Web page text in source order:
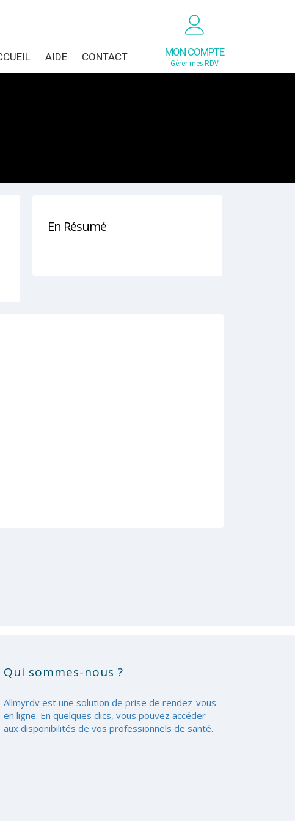
MON COMPTE
Gérer mes RDV
AIDE CONTACT
En Résumé
Qui sommes-nous ?
Allmyrdv est une solution de prise de rendez-vous
en ligne. En quelques clics, vous pouvez accéder
aux disponibilités de vos professionnels de santé.